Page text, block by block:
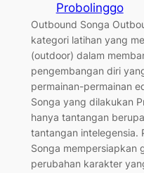
Probolinggo
Outbound Songa
kategori latihan yang
(outdoor) dalam
pengembangan diri
permainan-permainan
Songa yang dilakukan
hanya tantangan
tantangan intelegensia.
Songa mempersiapkan
perubahan karakter